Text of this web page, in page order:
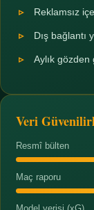
Reklamsız
Dış bağlantı
Aylık gözden
Veri
Resmî bülten
Maç raporu